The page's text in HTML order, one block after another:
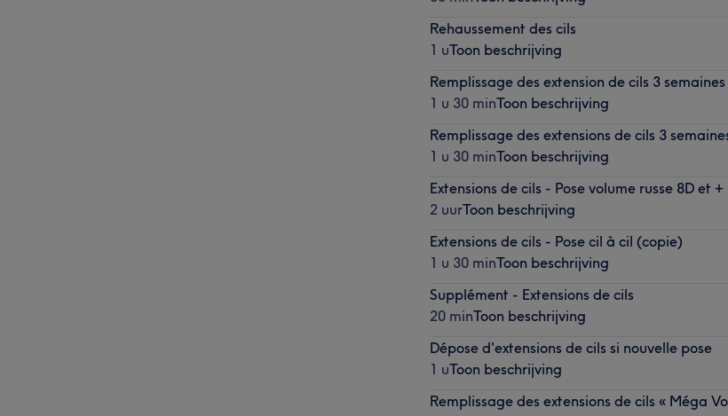
Rehaussement des cils
1 uToon beschrijving
Remplissage des extension de cils 3
1 u 30 minToon beschrijving
Remplissage des extensions de cils 3
1 u 30 minToon beschrijving
Extensions de cils - Pose volume russe 8D et +
2 uurToon beschrijving
Extensions de cils - Pose cil à cil (copie)
1 u 30 minToon beschrijving
Supplément - Extensions de cils
20 minToon beschrijving
Dépose d'extensions de cils si nouvelle pose
1 uToon beschrijving
Remplissage des extensions de cils « Méga